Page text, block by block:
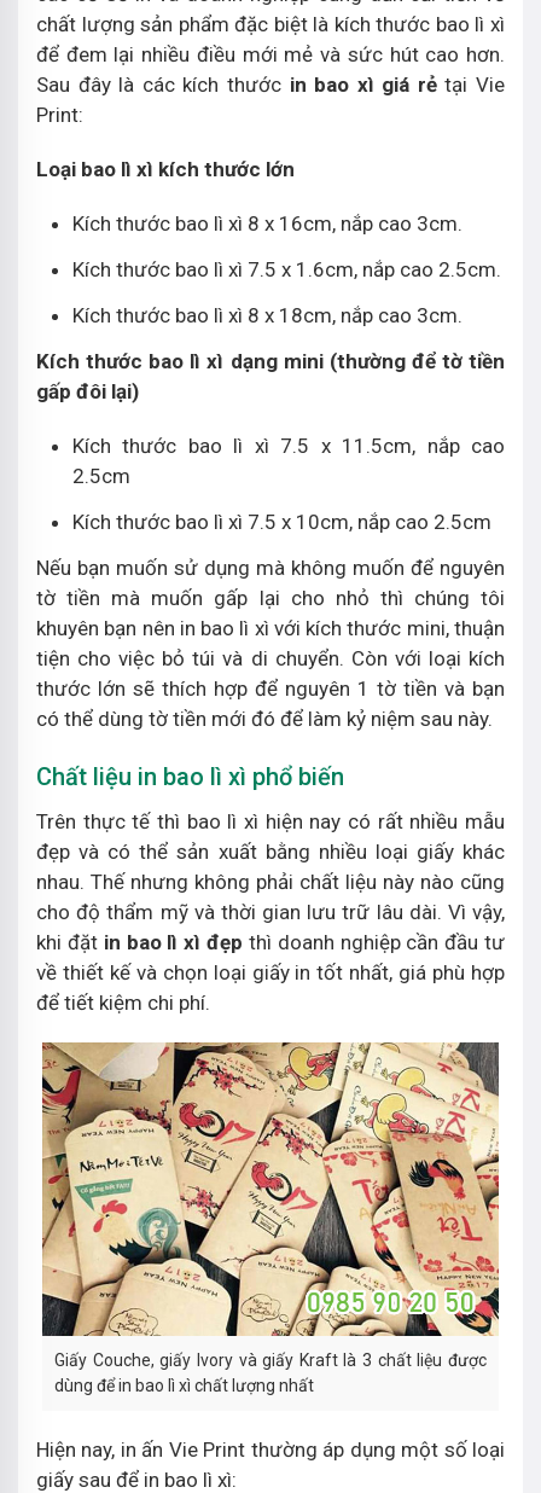
chất lượng sản phẩm đặc biệt là kích thước bao lì xì
để đem lại nhiều điều mới mẻ và sức hút cao hơn.
Sau đây là các kích thước in bao xì giá rẻtại Vie
Print:
Loại bao lì xì kích thước lớn
Kích thước bao lì xì 8 x 16cm, nắp cao 3cm.
Kích thước bao lì xì 7.5 x 1.6cm, nắp cao 2.5cm.
Kích thước bao lì xì 8 x 18cm, nắp cao 3cm.
Kích thước bao lì xì dạng mini (thường để tờ tiền
gấp đôi lại)
Kích thước bao lì xì 7.5 x 11.5cm, nắp cao
2.5cm
Kích thước bao lì xì 7.5 x 10cm, nắp cao 2.5cm
Nếu bạn muốn sử dụng mà không muốn để nguyên
tờ tiền mà muốn gấp lại cho nhỏ thì chúng tôi
khuyên bạn nên in bao lì xì với kích thước mini, thuận
tiện cho việc bỏ túi và di chuyển. Còn với loại kích
thước lớn sẽ thích hợp để nguyên 1 tờ tiền và bạn
có thể dùng tờ tiền mới đó để làm kỷ niệm sau này.
Chất liệu in bao lì xì phổ biến
Trên thực tế thì bao lì xì hiện nay có rất nhiều mẫu
đẹp và có thể sản xuất bằng nhiều loại giấy khác
nhau. Thế nhưng không phải chất liệu này nào cũng
cho độ thẩm mỹ và thời gian lưu trữ lâu dài. Vì vậy,
khi đặt in bao lì xì đẹp thì doanh nghiệp cần đầu tư
về thiết kế và chọn loại giấy in tốt nhất, giá phù hợp
để tiết kiệm chi phí.
Giấy Couche, giấy Ivory và giấy Kraft là 3 chất liệu được
dùng để in bao lì xì chất lượng nhất
Hiện nay, in ấn Vie Print thường áp dụng một số loại
giấy sau để in bao lì xì: